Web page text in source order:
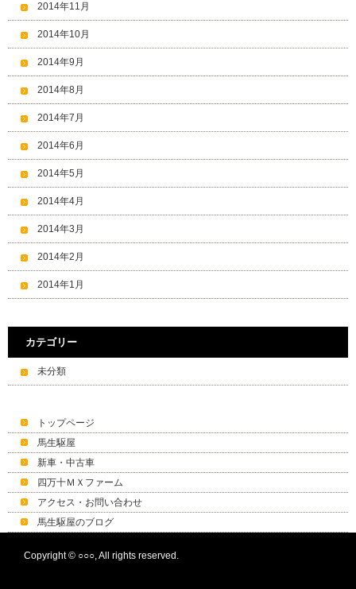
2014年11月
2014年10月
2014年9月
2014年8月
2014年7月
2014年6月
2014年5月
2014年4月
2014年3月
2014年2月
2014年1月
カテゴリー
未分類
トップページ
馬生駆屋
新車・中古車
四万十ＭＸファーム
アクセス・お問い合わせ
馬生駆屋のブログ
Copyright © ○○○, All rights reserved.